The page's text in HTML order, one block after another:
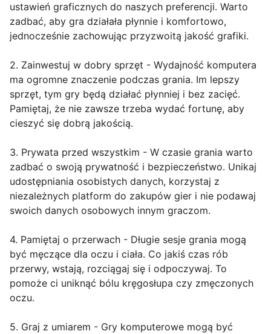
ustawień graficznych do naszych preferencji. Warto
zadbać, aby gra działała płynnie i komfortowo,
jednocześnie zachowując przyzwoitą jakość grafiki.
2. Zainwestuj w dobry sprzęt - Wydajność komputera
ma ogromne znaczenie podczas grania. Im lepszy
sprzęt, tym gry będą działać płynniej i bez zacięć.
Pamiętaj, że nie zawsze trzeba wydać fortunę, aby
cieszyć się dobrą jakością.
3. Prywata przed wszystkim - W czasie grania warto
zadbać o swoją prywatność i bezpieczeństwo. Unikaj
udostępniania osobistych danych, korzystaj z
niezależnych platform do zakupów gier i nie podawaj
swoich danych osobowych innym graczom.
4. Pamiętaj o przerwach - Długie sesje grania mogą
być męczące dla oczu i ciała. Co jakiś czas rób
przerwy, wstają, rozciągaj się i odpoczywaj. To
pomoże ci uniknąć bólu kręgosłupa czy zmęczonych
oczu.
5. Graj z umiarem - Gry komputerowe mogą być